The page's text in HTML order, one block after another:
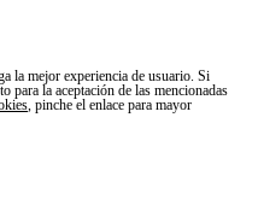
la mejor experiencia de usuario. Si
para la aceptación de las mencionadas
, pinche el enlace para mayor